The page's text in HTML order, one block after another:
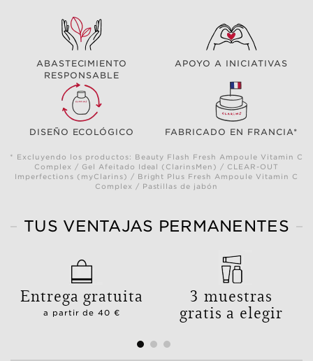
ABASTECIMIENTO
RESPONSABLE
APOYO A INICIATIVAS
DISEÑO ECOLÓGICO FABRICADO EN FRANCIA*
* Excluyendo los productos: Beauty Flash Fresh Ampoule Vitamin C
Complex / Gel Afeitado Ideal (ClarinsMen) / CLEAR-OUT
Imperfections (myClarins) / Bright Plus Fresh Ampoule Vitamin C
Complex / Pastillas de jabón
TUS VENTAJAS PERMANENTES
Entrega gratuita
a partir de 40 €
3 muestras
gratis a elegir